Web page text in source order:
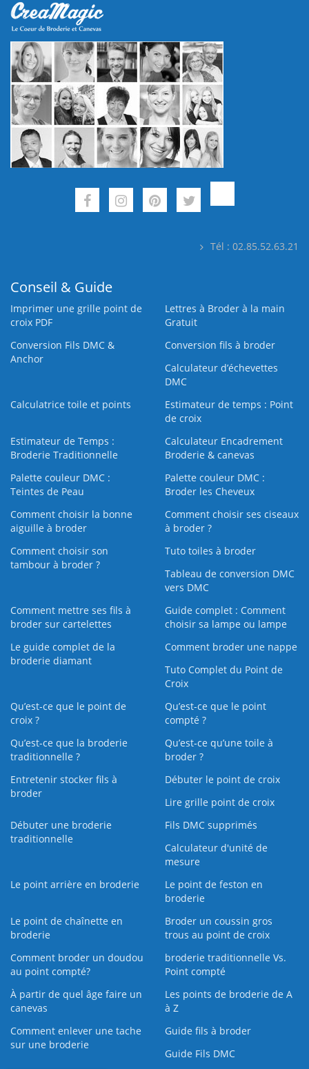
Tél : 02.85.52.63.21
Conseil & Guide
Imprimer une grille point de
croix PDF
Lettres à Broder à la main
Gratuit
Conversion Fils DMC &
Anchor
Conversion fils à broder
Calculateur d’échevettes
DMC
Calculatrice toile et points
Estimateur de temps : Point
de croix
Estimateur de Temps :
Broderie Traditionnelle
Calculateur Encadrement
Broderie & canevas
Palette couleur DMC :
Teintes de Peau
Palette couleur DMC :
Broder les Cheveux
Comment choisir la bonne
aiguille à broder
Comment choisir ses ciseaux
à broder ?
Comment choisir son
tambour à broder ?
Tuto toiles à broder
Tableau de conversion DMC
vers DMC
Comment mettre ses fils à
broder sur cartelettes
Guide complet : Comment
choisir sa lampe ou lampe
Le guide complet de la
broderie diamant
Comment broder une nappe
Tuto Complet du Point de
Croix
Qu’est-ce que le point de
croix ?
Qu’est-ce que le point
compté ?
Qu’est-ce que la broderie
traditionnelle ?
Qu’est‑ce qu’une toile à
broder ?
Entretenir stocker fils à
broder
Débuter le point de croix
Lire grille point de croix
Débuter une broderie
traditionnelle
Fils DMC supprimés
Calculateur d'unité de
mesure
Le point arrière en broderie
Le point de feston en
broderie
Le point de chaînette en
broderie
Broder un coussin gros
trous au point de croix
Comment broder un doudou
au point compté?
broderie traditionnelle Vs.
Point compté
À partir de quel âge faire un
canevas
Les points de broderie de A
à Z
Comment enlever une tache
sur une broderie
Guide fils à broder
Guide Fils DMC